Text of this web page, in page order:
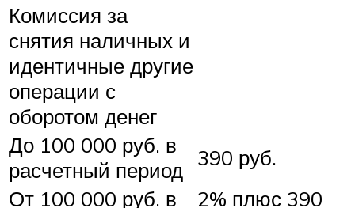
Комиссия за
снятия наличных и
идентичные другие
операции с
оборотом денег
До 100 000 руб. в
расчетный период 390 руб.
От 100 000 руб. в
2% плюс 390